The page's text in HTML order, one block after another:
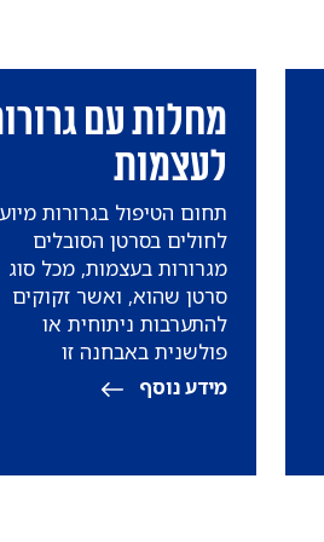
מחלות עם
לעצמות
תחום הטיפול בגרורות
לחולים בסרטן הסובלים
מגרורות בעצמות, מכל סוג
סרטן שהוא, ואשר זקוקים
להתערבות ניתוחית או
פולשנית באבחנה זו
מידע נוסף